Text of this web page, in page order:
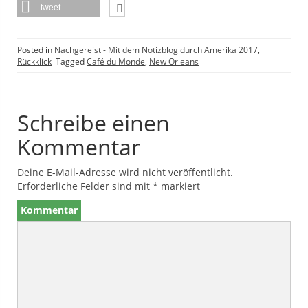
tweet
Posted in Nachgereist - Mit dem Notizblog durch Amerika 2017,
Rückklick TaggedCafé du Monde, New Orleans
Schreibe einen
Kommentar
Deine E-Mail-Adresse wird nicht veröffentlicht.
Erforderliche Felder sind mit * markiert
Kommentar